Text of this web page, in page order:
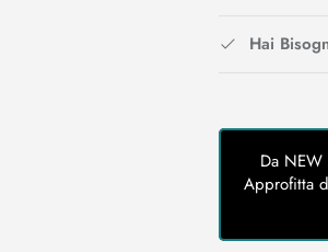
Hai
Da NEW
Approfitta